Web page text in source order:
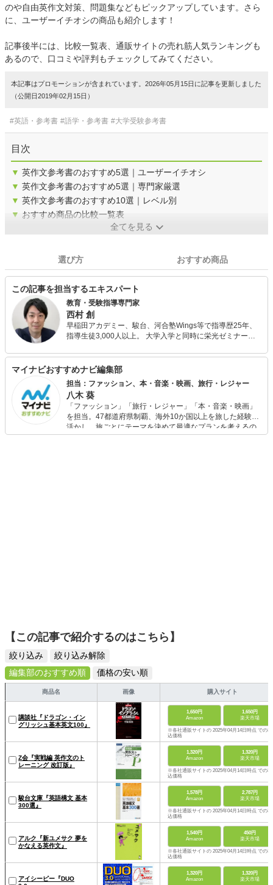
のや自由英作文対策、問題集などもピックアップしています。さら
に、ユーザーイチオシの商品も紹介します！
記事後半には、比較一覧表、通販サイトの売れ筋人気ランキングも
あるので、口コミや評判もチェックしてみてください。
本記事はプロモーションが含まれています。2026年05月15日に記事を更新しました
（公開日2019年02月15日）
#英語・参考書 #語学・参考書 #大学受験参考書
目次
▼ 英作文参考書のおすすめ5選｜ユーザーイチオシ
▼ 英作文参考書のおすすめ5選｜専門家厳選
▼ 英作文参考書のおすすめ10選｜レベル別
▼ おすすめ商品の比較一覧表
全てを見る
選び方 おすすめ商品
この記事を担当するエキスパート
教育・受験指導専門家
西村 創
早稲田アカデミー、駿台、河合塾Wings等で指導歴25年、
指導生徒3,000人以上。 大学入学と同時に栄光ゼミナール
田アカデミーでは入社初年度に生徒授業満足度全講師中1位
を取り、社長から表彰される。 駿台ではシンガポール校講
師を経て、社歴80年初の20代校長として香港校校長を務
め、過去最高の合格実績を出す。 河合塾Wingsでは入社後
11年間、生徒の授業満足度全講師中1位、講師研修や保護
者セミナーなども運営。 また、編集プロダクション運営、
All Aboutの教育・受験ガイド、教育・受験情報webメディ
アのコンテンツ執筆・編集、全国の中学校・高校でのセミ
マイナビおすすめナビ編集部
担当：ファッション、本・音楽・映画、旅行・レジャー
八木 葵
「ファッション」「旅行・レジャー」「本・音楽・映画」
を担当。47都道府県制覇、海外10か国以上を旅した経験を
活かし、旅ごとにテーマを決めて最適なプランを考えるの
が得意。また、アパレルショップでの販売経験もあり。誰
【この記事で紹介するのはこちら】
絞り込み
絞り込み解除
編集部のおすすめ順
価格の安い順
商品名 画像 購入サイト
講談社『ドラゴン・イン
グリッシュ基本英文100』
1,650円
Amazon
1,650円
楽天市場
※各社通販サイトの 2025年04月14日時点 での税
込価格
Z会『実戦編 英作文のト
レーニング 改訂版』
1,320円
Amazon
1,320円
楽天市場
※各社通販サイトの 2025年04月14日時点 での税
込価格
駿台文庫『英語構文 基本
300選』
1,578円
Amazon
2,787円
楽天市場
※各社通販サイトの 2025年04月14日時点 での税
込価格
アルク『新ユメサク 夢を
かなえる英作文』
1,540円
Amazon
450円
楽天市場
※各社通販サイトの 2025年04月14日時点 での税
込価格
アイシーピー『DUO
1,320円
Amazon
1,320円
楽天市場